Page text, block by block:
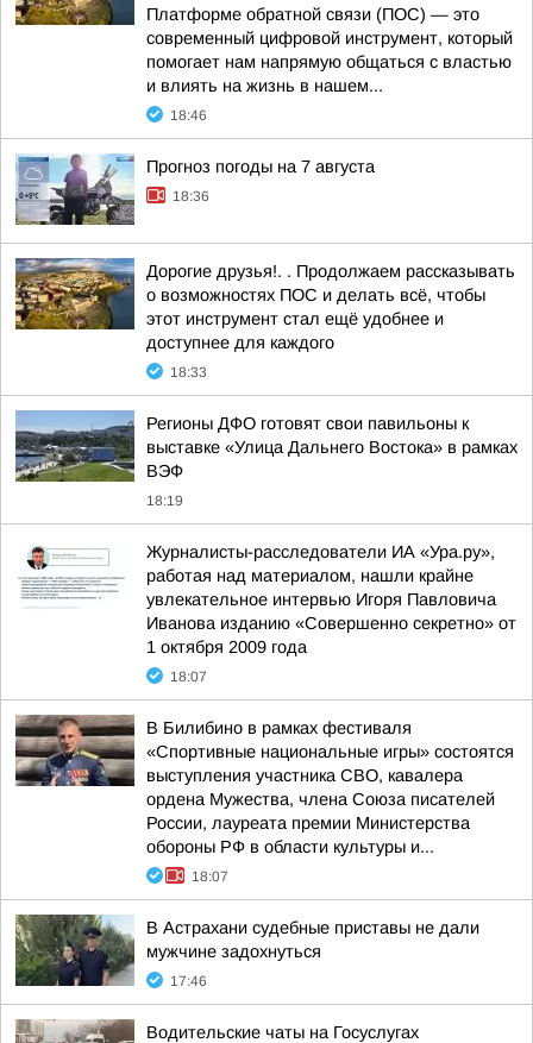
Платформе обратной связи (ПОС) — это
современный цифровой инструмент, который
помогает нам напрямую общаться с властью
и влиять на жизнь в нашем...
18:46
Прогноз погоды на 7 августа
18:36
Дорогие друзья!. . Продолжаем рассказывать
о возможностях ПОС и делать всё, чтобы
этот инструмент стал ещё удобнее и
доступнее для каждого
18:33
Регионы ДФО готовят свои павильоны к
выставке «Улица Дальнего Востока» в рамках
ВЭФ
18:19
Журналисты-расследователи ИА «Ура.ру»,
работая над материалом, нашли крайне
увлекательное интервью Игоря Павловича
Иванова изданию «Совершенно секретно» от
1 октября 2009 года
18:07
В Билибино в рамках фестиваля
«Спортивные национальные игры» состоятся
выступления участника СВО, кавалера
ордена Мужества, члена Союза писателей
России, лауреата премии Министерства
обороны РФ в области культуры и...
18:07
В Астрахани судебные приставы не дали
мужчине задохнуться
17:46
Водительские чаты на Госуслугах